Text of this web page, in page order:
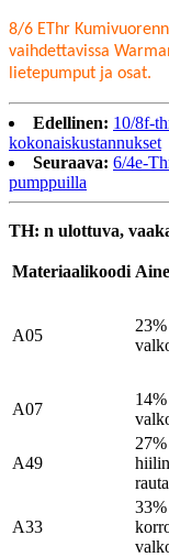
8/6 EThr
vaihdettavissa
lietepumput ja osat.
Edellinen: 10/8f-
kokonaiskustannukset
Seuraava: 6/4e-
pumppuilla
TH: n ulottuva,
Materiaalikoodi
A05
A07
A49
rauta
A33